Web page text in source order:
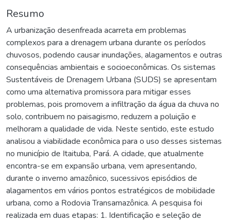
Resumo
A urbanização desenfreada acarreta em problemas
complexos para a drenagem urbana durante os períodos
chuvosos, podendo causar inundações, alagamentos e outras
consequências ambientais e socioeconômicas. Os sistemas
Sustentáveis de Drenagem Urbana (SUDS) se apresentam
como uma alternativa promissora para mitigar esses
problemas, pois promovem a infiltração da água da chuva no
solo, contribuem no paisagismo, reduzem a poluição e
melhoram a qualidade de vida. Neste sentido, este estudo
analisou a viabilidade econômica para o uso desses sistemas
no município de Itaituba, Pará. A cidade, que atualmente
encontra-se em expansão urbana, vem apresentando,
durante o inverno amazônico, sucessivos episódios de
alagamentos em vários pontos estratégicos de mobilidade
urbana, como a Rodovia Transamazônica. A pesquisa foi
realizada em duas etapas: 1. Identificação e seleção de